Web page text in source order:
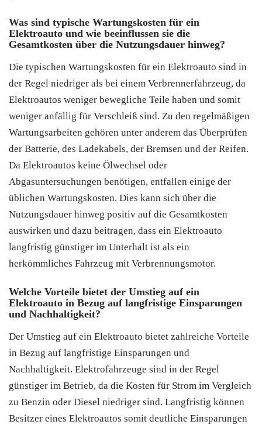
Was sind typische Wartungskosten für ein
Elektroauto und wie beeinflussen sie die
Gesamtkosten über die Nutzungsdauer hinweg?
Die typischen Wartungskosten für ein Elektroauto sind in
der Regel niedriger als bei einem Verbrennerfahrzeug, da
Elektroautos weniger bewegliche Teile haben und somit
weniger anfällig für Verschleiß sind. Zu den regelmäßigen
Wartungsarbeiten gehören unter anderem das Überprüfen
der Batterie, des Ladekabels, der Bremsen und der Reifen.
Da Elektroautos keine Ölwechsel oder
Abgasuntersuchungen benötigen, entfallen einige der
üblichen Wartungskosten. Dies kann sich über die
Nutzungsdauer hinweg positiv auf die Gesamtkosten
auswirken und dazu beitragen, dass ein Elektroauto
langfristig günstiger im Unterhalt ist als ein
herkömmliches Fahrzeug mit Verbrennungsmotor.
Welche Vorteile bietet der Umstieg auf ein
Elektroauto in Bezug auf langfristige Einsparungen
und Nachhaltigkeit?
Der Umstieg auf ein Elektroauto bietet zahlreiche Vorteile
in Bezug auf langfristige Einsparungen und
Nachhaltigkeit. Elektrofahrzeuge sind in der Regel
günstiger im Betrieb, da die Kosten für Strom im Vergleich
zu Benzin oder Diesel niedriger sind. Langfristig können
Besitzer eines Elektroautos somit deutliche Einsparungen